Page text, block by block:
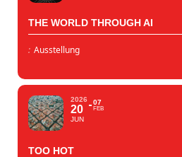
THE WORLD THROUGH AI
: Ausstellung
2026
20
JUN
07
FEB
TOO HOT